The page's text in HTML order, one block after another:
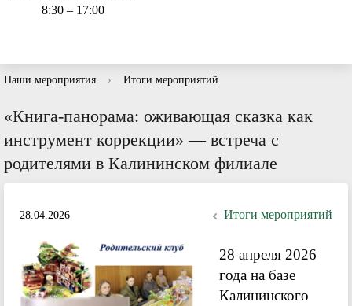
8:30 – 17:00
Наши мероприятия › Итоги мероприятий
«Книга-панорама: оживающая сказка как
инструмент коррекции» — встреча с
родителями в Калининском филиале
28.04.2026 Итоги мероприятий
28 апреля 2026
года на базе
Калининского